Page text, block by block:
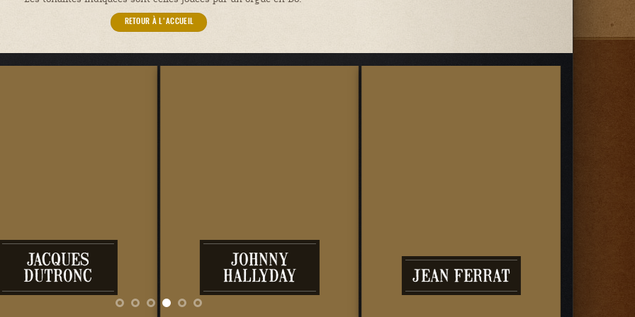
RETOUR À L'ACCUEIL
JACQUES
DUTRONC
JOHNNY
HALLYDAY JEAN FERRAT